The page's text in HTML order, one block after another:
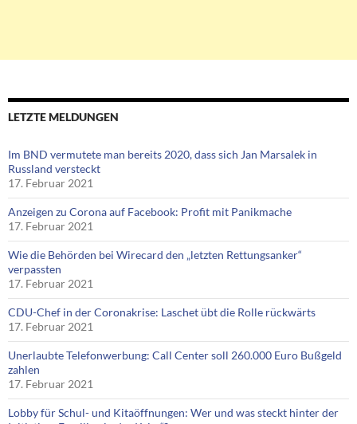
LETZTE MELDUNGEN
Im BND vermutete man bereits 2020, dass sich Jan Marsalek in
Russland versteckt
17. Februar 2021
Anzeigen zu Corona auf Facebook: Profit mit Panikmache
17. Februar 2021
Wie die Behörden bei Wirecard den „letzten Rettungsanker“
verpassten
17. Februar 2021
CDU-Chef in der Coronakrise: Laschet übt die Rolle rückwärts
17. Februar 2021
Unerlaubte Telefonwerbung: Call Center soll 260.000 Euro Bußgeld
zahlen
17. Februar 2021
Lobby für Schul- und Kitaöffnungen: Wer und was steckt hinter der